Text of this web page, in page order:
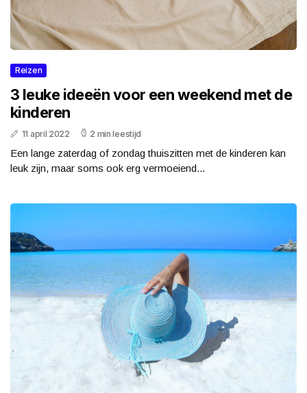
Reizen
3 leuke ideeën voor een weekend met de
kinderen
11 april 2022 2 min leestijd
Een lange zaterdag of zondag thuiszitten met de kinderen kan
leuk zijn, maar soms ook erg vermoeiend...